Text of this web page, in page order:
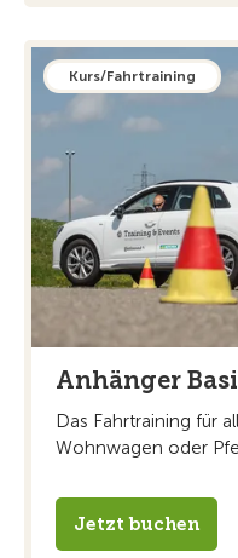
Kurs/Fahrtraining
Anhänger
Das Fahrtraining für
Wohnwagen oder
Jetzt buchen